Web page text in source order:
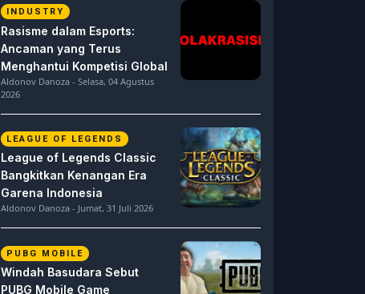
INDUSTRY
Rasisme dalam Esports:
Ancaman yang Terus
Menghantui Kompetisi Global
Aldonov Danoza - Selasa, 04 Agustus
2026
LEAGUE OF LEGENDS
League of Legends Classic
Bangkitkan Kenangan Era
Garena Indonesia
Aldonov Danoza - Jumat, 31 Juli 2026
PUBG MOBILE
Windah Basudara Sebut
PUBG Mobile Game